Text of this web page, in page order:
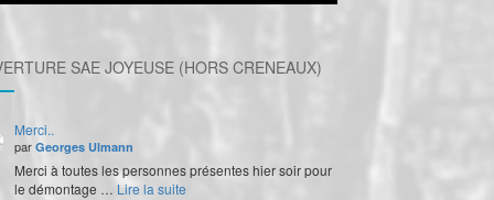
SAE JOYEUSE (HORS CRENEAUX)
Merci..
par Georges Ulmann
Merci à toutes les personnes présentes hier soir pour
le démontage … Lire la suite